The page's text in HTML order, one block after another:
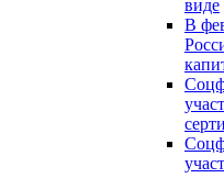
виде
В